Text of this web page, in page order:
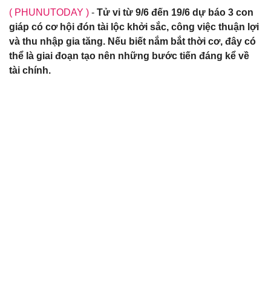
( PHUNUTODAY ) - Tử vi từ 9/6 đến 19/6 dự báo 3 con
giáp có cơ hội đón tài lộc khởi sắc, công việc thuận lợi
và thu nhập gia tăng. Nếu biết nắm bắt thời cơ, đây có
thể là giai đoạn tạo nên những bước tiến đáng kể về
tài chính.